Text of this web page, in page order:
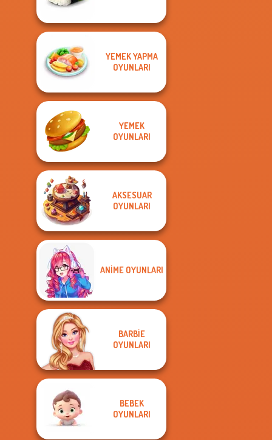
YEMEK YAPMA
OYUNLARI
YEMEK
OYUNLARI
AKSESUAR
OYUNLARI
ANIME OYUNLARI
BARBIE
OYUNLARI
BEBEK
OYUNLARI